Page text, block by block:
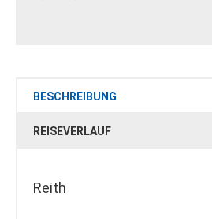
BESCHREIBUNG
REISEVERLAUF
Reith